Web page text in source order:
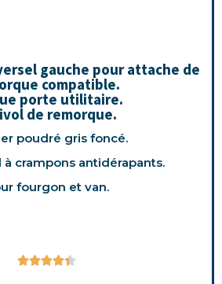
gauche pour attache de
compatible.
porte utilitaire.
de remorque.
poudré gris foncé.
crampons antidérapants.
fourgon et van.
